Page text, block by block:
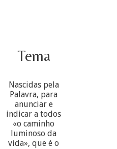
Tema
Nascidas pela
Palavra, para
anunciar e
indicar a todos
«o caminho
luminoso da
vida», que é o